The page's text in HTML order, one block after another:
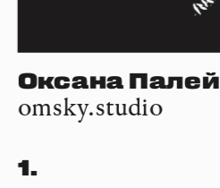
Оксана Палей
omsky.studio
1.